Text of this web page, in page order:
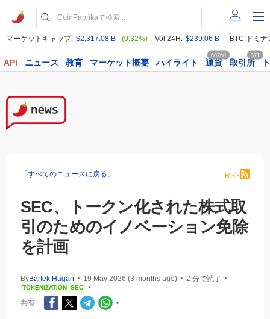
マーケットキャップ: $2,317.08 B (0.32%) Vol 24H: $239.06 B BTC ドミナ
API ニュース 教育 マーケット概要 ハイライト 通貨
60760
取引所
371
「すべてのニュースに戻る」 RSS
SEC、トークン化された株式取
引のためのイノベーション免除
を計画
ByBartek Hagan • 19 May 2026 (3 months ago) • 2 分で読了 •
TOKENIZATION SEC •
共有: •